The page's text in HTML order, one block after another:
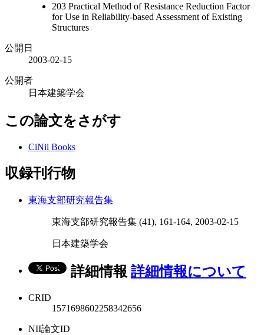
203 Practical Method of Resistance Reduction Factor
for Use in Reliability-based Assessment of Existing
Structures
公開日
2003-02-15
公開者
日本建築学会
この論文をさがす
CiNii Books
収録刊行物
東海支部研究報告集
東海支部研究報告集 (41), 161-164, 2003-02-15
日本建築学会
詳細情報 詳細情報について
CRID
1571698602258342656
NII論文ID